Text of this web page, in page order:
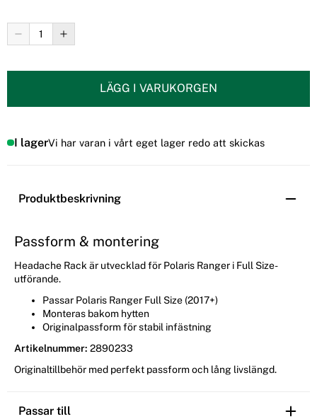
LÄGG I VARUKORGEN
I lagerVi har varan i vårt eget lager redo att skickas
Produktbeskrivning
Passform & montering
Headache Rack är utvecklad för Polaris Ranger i Full Size-
utförande.
Passar Polaris Ranger Full Size (2017+)
Monteras bakom hytten
Originalpassform för stabil infästning
Artikelnummer: 2890233
Originaltillbehör med perfekt passform och lång livslängd.
Passar till